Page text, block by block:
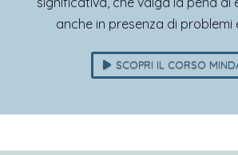
anche in presenza di problemi
SCOPRI IL CORSO